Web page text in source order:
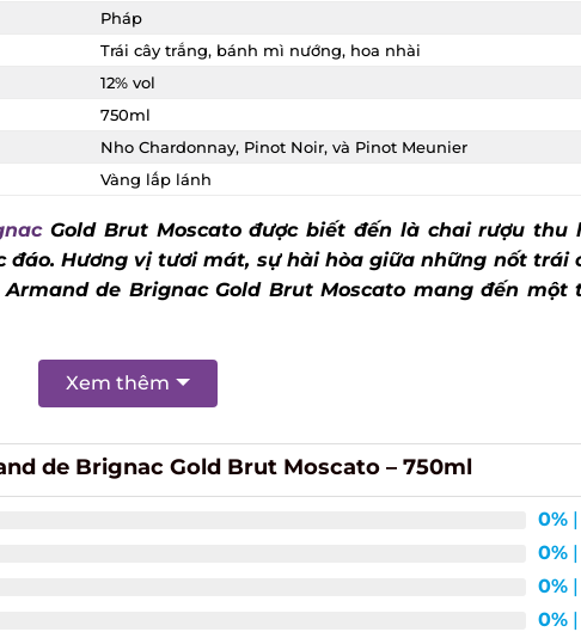
Pháp
Trái cây trắng, bánh mì nướng, hoa nhài
12% vol
750ml
Nho Chardonnay, Pinot Noir, và Pinot Meunier
Vàng lấp lánh
Gold Brut Moscatođược biết đến là chai rượu thu
Hương vị tươi mát, sự hài hòa giữa những nốt trái
de Brignac Gold Brut Moscato mang đến một
Xem thêm
de Brignac Gold Brut Moscato – 750ml
0%|
0%|
0%|
0%|